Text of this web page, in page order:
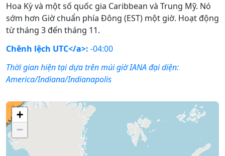
Hoa Kỳ và một số quốc gia Caribbean và Trung Mỹ. Nó
sớm hơn Giờ chuẩn phía Đông (EST) một giờ. Hoạt động
từ tháng 3 đến tháng 11.
Chênh lệch UTC</a>: -04:00
Thời gian hiện tại dựa trên múi giờ IANA đại diện:
America/Indiana/Indianapolis
+
−